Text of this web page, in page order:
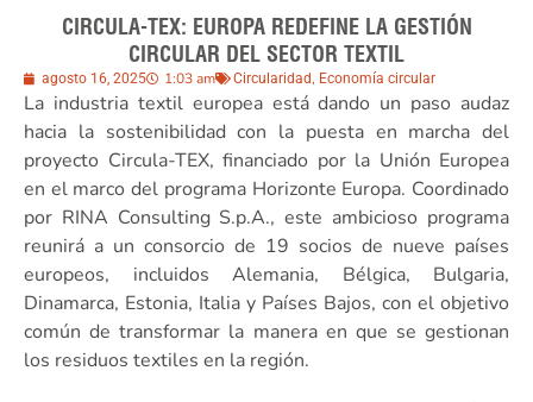
CIRCULA-TEX: EUROPA REDEFINE LA GESTIÓN
CIRCULAR DEL SECTOR TEXTIL
agosto 16, 2025 1:03 am Circularidad, Economía circular
La industria textil europea está dando un paso audaz
hacia la sostenibilidad con la puesta en marcha del
proyecto Circula-TEX, financiado por la Unión Europea
en el marco del programa Horizonte Europa. Coordinado
por RINA Consulting S.p.A., este ambicioso programa
reunirá a un consorcio de 19 socios de nueve países
europeos, incluidos Alemania, Bélgica, Bulgaria,
Dinamarca, Estonia, Italia y Países Bajos, con el objetivo
común de transformar la manera en que se gestionan
los residuos textiles en la región.